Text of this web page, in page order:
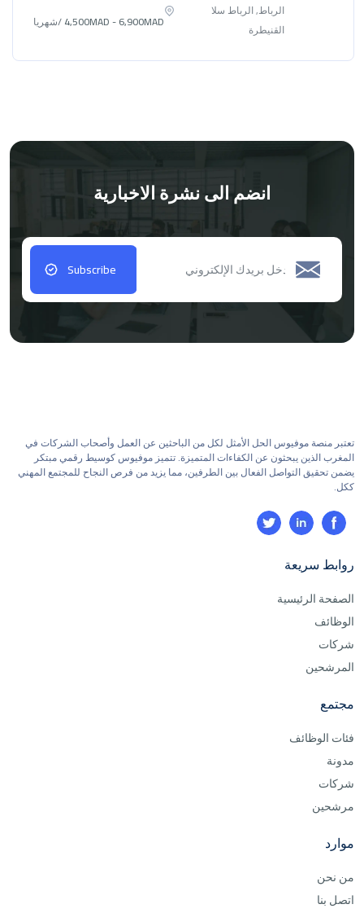
الرباط, الرباط سلا
القنيطرة
4,500MAD - 6,900MAD/شهريا
انضم الى نشرة الاخبارية
Subscribe
تعتبر منصة موفيوس الحل الأمثل لكل من الباحثين عن العمل وأصحاب الشركات في
المغرب الذين يبحثون عن الكفاءات المتميزة. تتميز موفيوس كوسيط رقمي مبتكر
يضمن تحقيق التواصل الفعال بين الطرفين، مما يزيد من فرص النجاح للمجتمع المهني
ككل.
روابط سريعة
الصفحة الرئيسية
الوظائف
شركات
المرشحين
مجتمع
فئات الوظائف
مدونة
شركات
مرشحين
موارد
من نحن
اتصل بنا